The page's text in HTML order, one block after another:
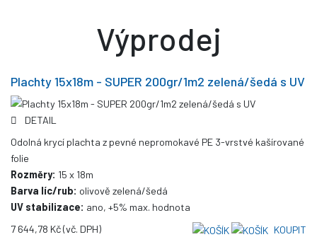
Výprodej
Plachty 15x18m - SUPER 200gr/1m2 zelená/šedá s UV
DETAIL
Odolná krycí plachta z pevné nepromokavé PE 3-vrstvé kašírované
folie
Rozměry: 15 x 18m
Barva líc/rub: olivově zelená/šedá
UV stabilizace: ano, +5% max. hodnota
7 644,78 Kč(vč. DPH) KOUPIT